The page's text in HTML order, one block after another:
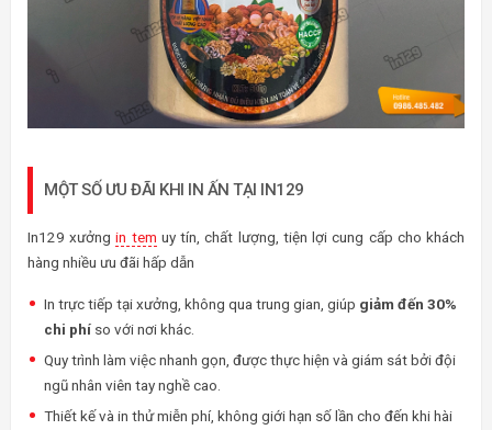
MỘT SỐ ƯU ĐÃI KHI IN ẤN TẠI IN129
In129 xưởngin tem uy tín, chất lượng, tiện lợi cung cấp cho khách
hàng nhiều ưu đãi hấp dẫn
In trực tiếp tại xưởng, không qua trung gian, giúp giảm đến 30%
chi phí so với nơi khác.
Quy trình làm việc nhanh gọn, được thực hiện và giám sát bởi đội
ngũ nhân viên tay nghề cao.
Thiết kế và in thử miễn phí, không giới hạn số lần cho đến khi hài